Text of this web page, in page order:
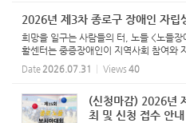
2026년 제3차 종로구 장애인 자립
희망을 일구는 사람들의 터, 노들 <노들
활센터는 중증장애인이 지역사회 참여와
강화와 더불어 차별적 사회구조와 환경을
습니다. 자립생...
Date 2026.07.31 Views 40
(신청마감) 2026년
최 및 신청 접수 안내